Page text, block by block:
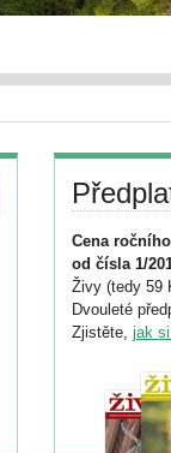
Cena
od čísla 1/
Živy (tedy 59
Dvouleté
Zjistěte, jak